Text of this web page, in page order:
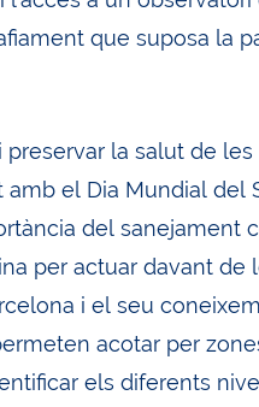
que suposa la
la salut de
amb el Dia Mundial
del sanejament
per actuar davant
i el seu
acotar per
els diferents